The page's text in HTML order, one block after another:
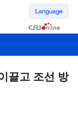
Language
끌고 조선 방